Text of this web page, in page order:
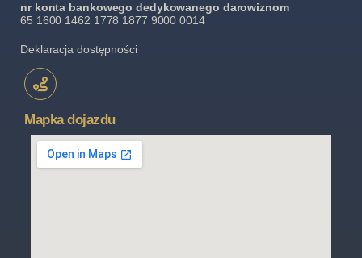
nr konta bankowego dedykowanego darowiznom
65 1600 1462 1778 1877 9000 0014
Deklaracja dostępności
Mapka dojazdu